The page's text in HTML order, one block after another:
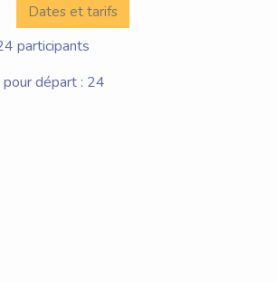
Dates et tarifs
participants
départ : 24